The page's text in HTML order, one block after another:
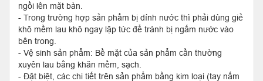
ngồi lên mặt bàn.
- Trong trường hợp sản phẩm bị dính nước thì phải dùng giẻ
khô mềm lau khô ngay lập tức để tránh bị ngấm nước vào
bên trong.
- Vệ sinh sản phẩm: Bề mặt của sản phẩm cần thường
xuyên lau bằng khăn mềm, sạch.
- Đặt biệt, các chi tiết trên sản phẩm bằng kim loại (tay nắm